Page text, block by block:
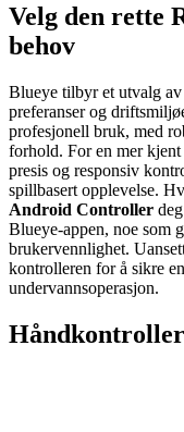
Velg den rette
behov
Blueye tilbyr et utvalg
preferanser og
profesjonell bruk, med
forhold. For en mer
presis og responsiv
spillbasert opplevelse.
Android Controller
Blueye-appen, noe som
brukervennlighet.
kontrolleren for å sikre
undervannsoperasjon.